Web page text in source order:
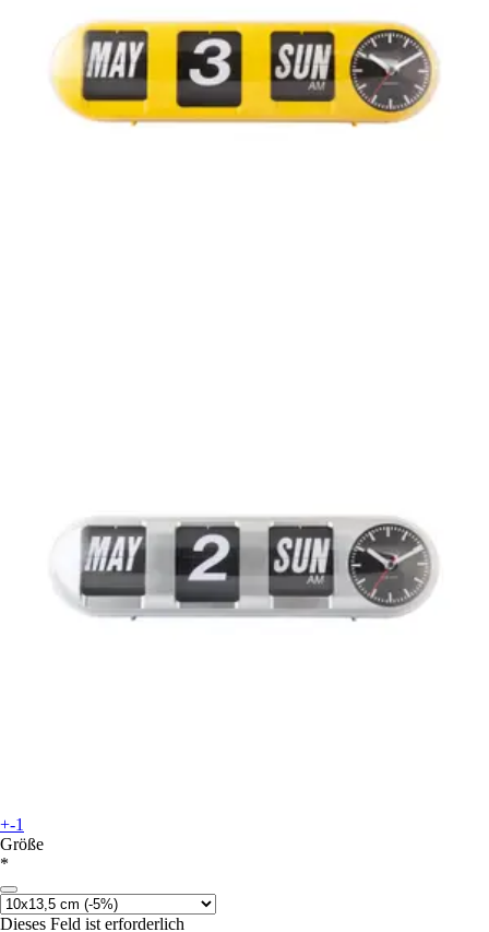
+-1
Größe
*
Dieses Feld ist erforderlich